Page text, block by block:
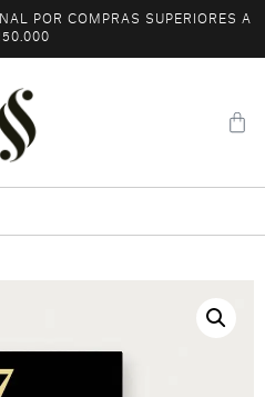
POR COMPRAS SUPERIORES A